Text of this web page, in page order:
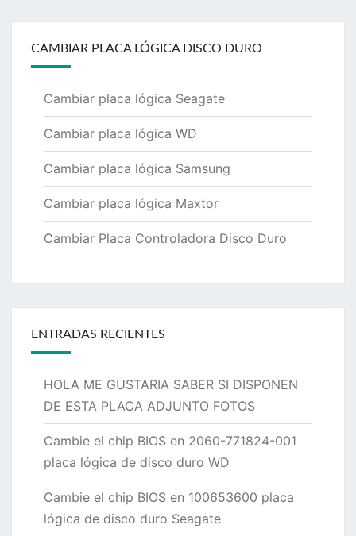
CAMBIAR PLACA LÓGICA DISCO DURO
Cambiar placa lógica Seagate
Cambiar placa lógica WD
Cambiar placa lógica Samsung
Cambiar placa lógica Maxtor
Cambiar Placa Controladora Disco Duro
ENTRADAS RECIENTES
HOLA ME GUSTARIA SABER SI DISPONEN
DE ESTA PLACA ADJUNTO FOTOS
Cambie el chip BIOS en 2060-771824-001
placa lógica de disco duro WD
Cambie el chip BIOS en 100653600 placa
lógica de disco duro Seagate